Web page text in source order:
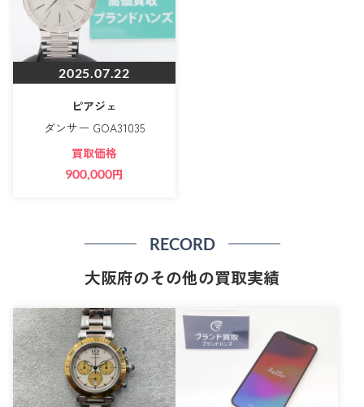
2025.07.22
ピアジェ
ダンサー GOA31035
買取価格
900,000円
RECORD
大阪府のその他の買取実績